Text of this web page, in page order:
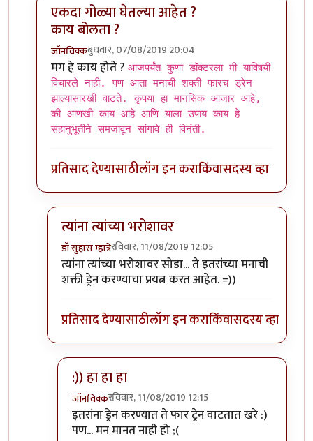
एकदा गोळ्या घेतल्या आहेत ?
काय बोलता ?
जॉनविक्कबुधवार, 07/08/2019 20:04
In reply toशक्तिमान सिरियल मधली गीता.byतमराज
मग हे काय होते ? आजपर्यंत कुणा डॉक्टरला मी याविषयी
विचारले नाही. पण आता मनाची शक्ती फारच ड्रेन
झाल्यासारखी वाटते. कृपया हा मानसिक आजार आहे,
की आणखी काय आहे आणि याला उपाय काय हे
सहानुभूतीने समजावून सांगावे ही विनंती.
प्रतिसाद देण्यासाठीलॉग इन कराकिंवासदस्य व्हा
त्यांना त्यांच्या भरोशावर
डॉ सुहास म्हात्रेरविवार, 11/08/2019 12:05
In reply toएकदा गोळ्या घेतल्या आहेत ? काय बोलता ?
त्यांना त्यांच्या भरोशावर सोडा... ते इतरांच्या मनाची
शक्ती ड्रेन करण्याचा प्रयत्न करत आहेत. =))
प्रतिसाद देण्यासाठीलॉग इन कराकिंवासदस्य व्हा
:)) हा हा हा
जॉनविक्करविवार, 11/08/2019 12:15
In reply toत्यांना त्यांच्या भरोशावरbyडॉ सुहास म्हात्रे
इतरांना ड्रेन करण्यात ते फार ट्रेन वाटतात खरे :)
पण... मन मानत नाही हो ;(